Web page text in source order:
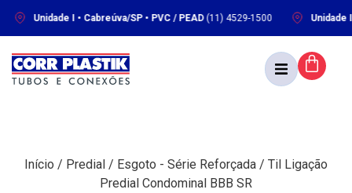
Unidade I • Cabreúva/SP • PVC / PEAD (11) 4529-1500 Unidade II •
Início / Predial / Esgoto - Série Reforçada / Til Ligação
Predial Condominal BBB SR